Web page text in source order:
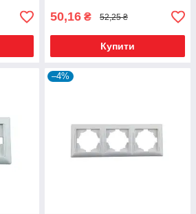
50,16 ₴ 52,25 ₴
Купити
–4%